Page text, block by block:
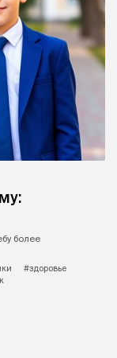
более
#здоровье